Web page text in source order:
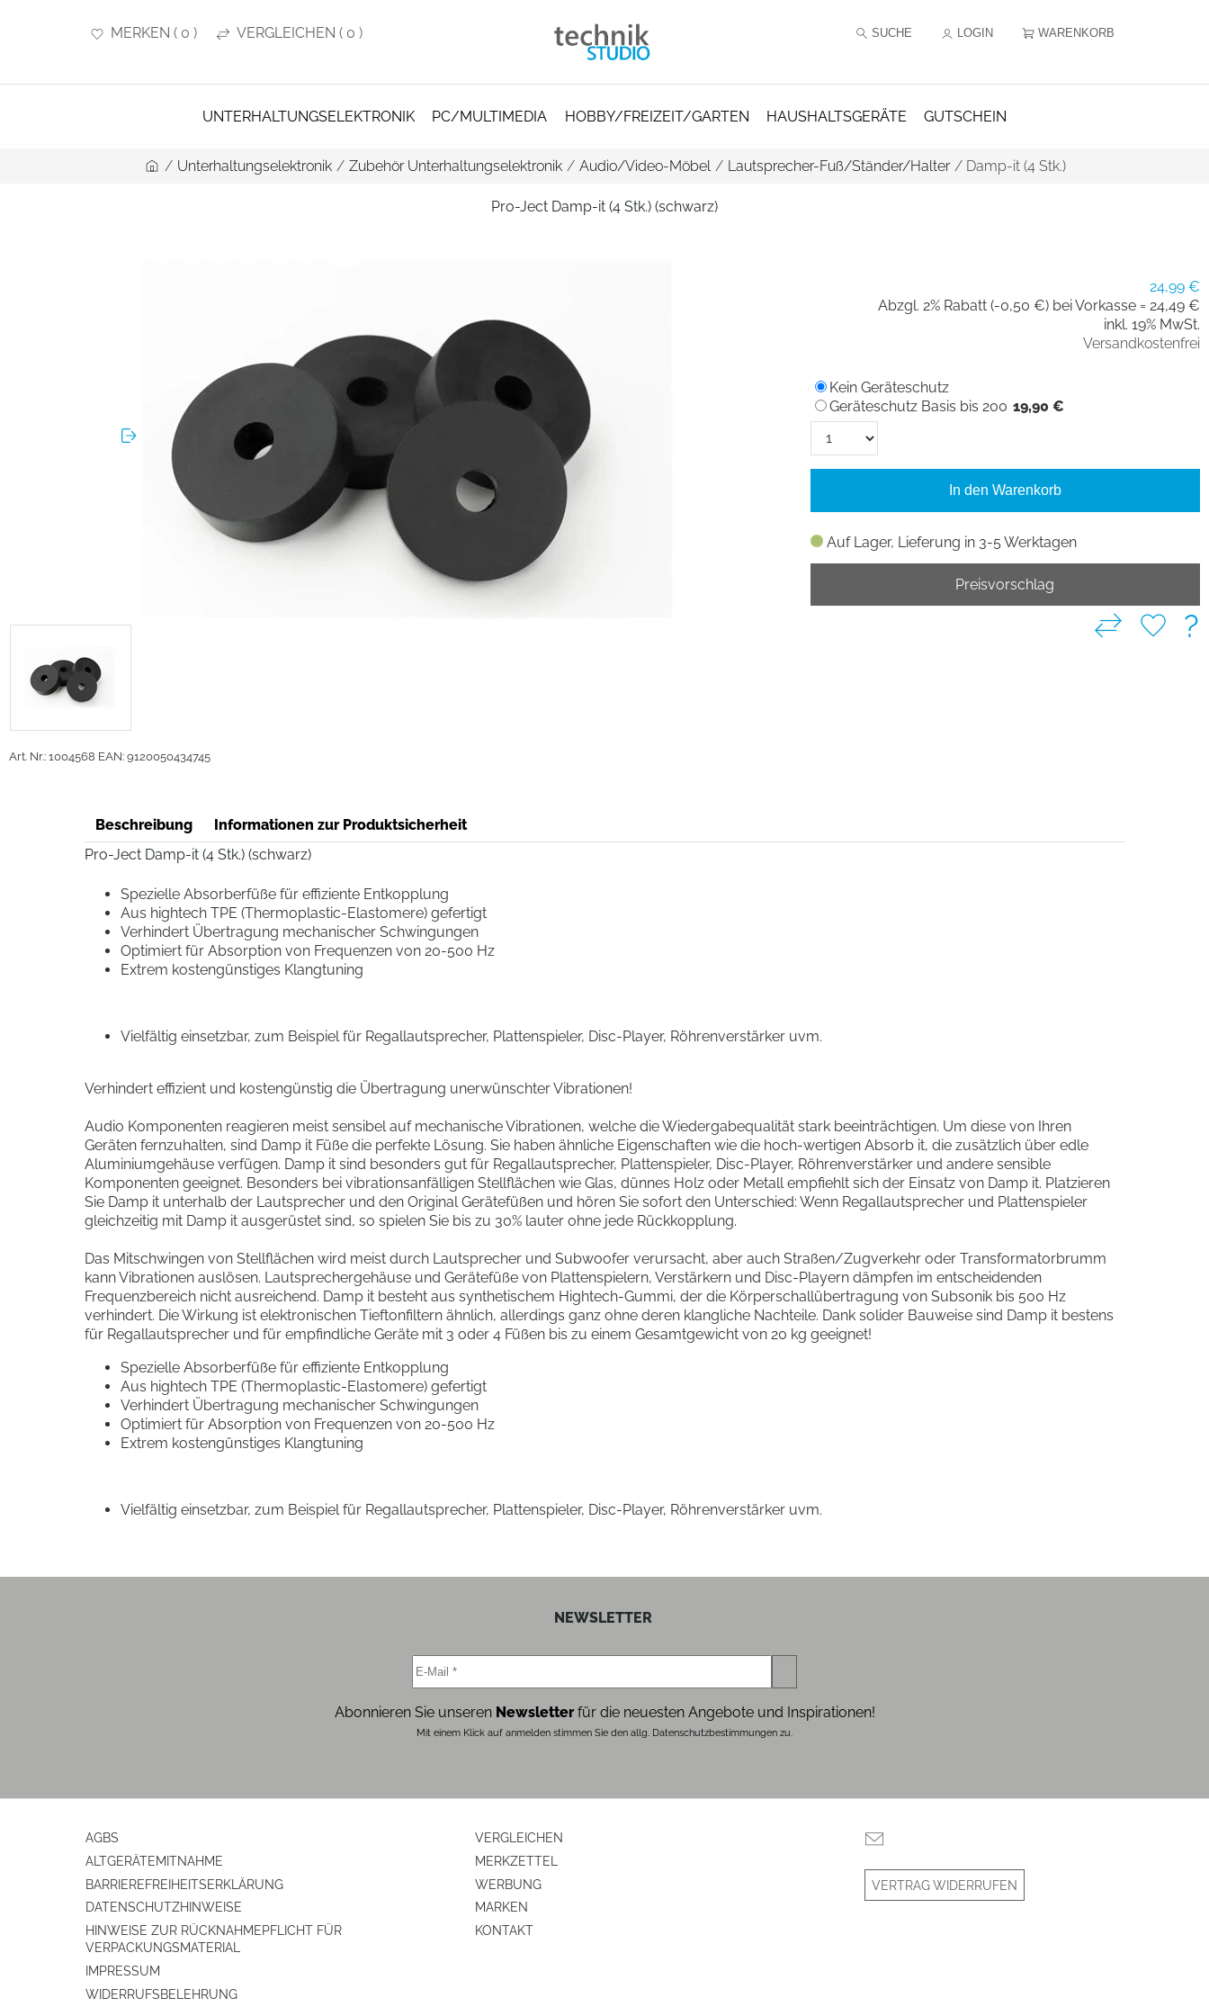
MERKEN ( 0 ) VERGLEICHEN ( 0 ) SUCHE LOGIN WARENKORB
UNTERHALTUNGSELEKTRONIK PC/MULTIMEDIA HOBBY/FREIZEIT/GARTEN HAUSHALTSGERÄTE GUTSCHEIN
/ Unterhaltungselektronik / Zubehör Unterhaltungselektronik / Audio/Video-Möbel / Lautsprecher-Fuß/Ständer/Halter / Damp-it (4 Stk.)
Pro-Ject Damp-it (4 Stk.) (schwarz)
Art. Nr.: 1004568 EAN: 9120050434745
24,99 €
Abzgl. 2% Rabatt (-0,50 €) bei Vorkasse = 24,49 €
inkl. 19% MwSt.
Versandkostenfrei
Auf Lager, Lieferung in 3-5 Werktagen
Kein Geräteschutz
Geräteschutz Basis bis 200 19,90 €
In den Warenkorb
Preisvorschlag
?
Beschreibung
Informationen zur Produktsicherheit
Pro-Ject Damp-it (4 Stk.) (schwarz)
Spezielle Absorberfüße für effiziente Entkopplung
Aus hightech TPE (Thermoplastic-Elastomere) gefertigt
Verhindert Übertragung mechanischer Schwingungen
Optimiert für Absorption von Frequenzen von 20-500 Hz
Extrem kostengünstiges Klangtuning
Vielfältig einsetzbar, zum Beispiel für Regallautsprecher, Plattenspieler, Disc-Player, Röhrenverstärker uvm.
Verhindert effizient und kostengünstig die Übertragung unerwünschter Vibrationen!
Audio Komponenten reagieren meist sensibel auf mechanische Vibrationen, welche die Wiedergabequalität stark beeinträchtigen. Um diese von Ihren
Geräten fernzuhalten, sind Damp it Füße die perfekte Lösung. Sie haben ähnliche Eigenschaften wie die hoch-wertigen Absorb it, die zusätzlich über edle
Aluminiumgehäuse verfügen. Damp it sind besonders gut für Regallautsprecher, Plattenspieler, Disc-Player, Röhrenverstärker und andere sensible
Komponenten geeignet. Besonders bei vibrationsanfälligen Stellflächen wie Glas, dünnes Holz oder Metall empfiehlt sich der Einsatz von Damp it. Platzieren
Sie Damp it unterhalb der Lautsprecher und den Original Gerätefüßen und hören Sie sofort den Unterschied: Wenn Regallautsprecher und Plattenspieler
gleichzeitig mit Damp it ausgerüstet sind, so spielen Sie bis zu 30% lauter ohne jede Rückkopplung.
Das Mitschwingen von Stellflächen wird meist durch Lautsprecher und Subwoofer verursacht, aber auch Straßen/Zugverkehr oder Transformatorbrumm
kann Vibrationen auslösen. Lautsprechergehäuse und Gerätefüße von Plattenspielern, Verstärkern und Disc-Playern dämpfen im entscheidenden
Frequenzbereich nicht ausreichend. Damp it besteht aus synthetischem Hightech-Gummi, der die Körperschallübertragung von Subsonik bis 500 Hz
verhindert. Die Wirkung ist elektronischen Tieftonfiltern ähnlich, allerdings ganz ohne deren klangliche Nachteile. Dank solider Bauweise sind Damp it bestens
für Regallautsprecher und für empfindliche Geräte mit 3 oder 4 Füßen bis zu einem Gesamtgewicht von 20 kg geeignet!
Spezielle Absorberfüße für effiziente Entkopplung
Aus hightech TPE (Thermoplastic-Elastomere) gefertigt
Verhindert Übertragung mechanischer Schwingungen
Optimiert für Absorption von Frequenzen von 20-500 Hz
Extrem kostengünstiges Klangtuning
Vielfältig einsetzbar, zum Beispiel für Regallautsprecher, Plattenspieler, Disc-Player, Röhrenverstärker uvm.
NEWSLETTER
Abonnieren Sie unseren Newsletterfür die neuesten Angebote und Inspirationen!
Mit einem Klick auf anmelden stimmen Sie den allg. Datenschutzbestimmungen zu.
AGBS
ALTGERÄTEMITNAHME
BARRIEREFREIHEITSERKLÄRUNG
DATENSCHUTZHINWEISE
HINWEISE ZUR RÜCKNAHMEPFLICHT FÜR
VERPACKUNGSMATERIAL
IMPRESSUM
WIDERRUFSBELEHRUNG
VERGLEICHEN
MERKZETTEL
WERBUNG
MARKEN
KONTAKT
VERTRAG WIDERRUFEN